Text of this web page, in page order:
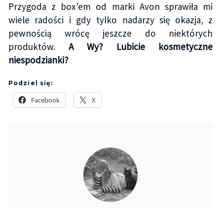
Przygoda z box’em od marki Avon sprawiła mi
wiele radości i gdy tylko nadarzy się okazja, z
pewnością wrócę jeszcze do niektórych
produktów.A Wy? Lubicie kosmetyczne
niespodzianki?
Podziel się:
Facebook X